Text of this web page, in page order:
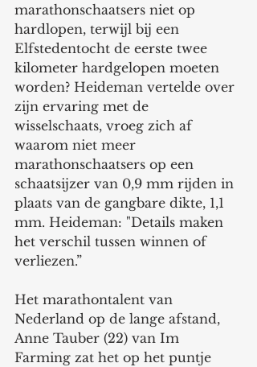
marathonschaatsers niet op
hardlopen, terwijl bij een
Elfstedentocht de eerste twee
kilometer hardgelopen moeten
worden? Heideman vertelde over
zijn ervaring met de
wisselschaats, vroeg zich af
waarom niet meer
marathonschaatsers op een
schaatsijzer van 0,9 mm rijden in
plaats van de gangbare dikte, 1,1
mm. Heideman: "Details maken
het verschil tussen winnen of
verliezen.”
Het marathontalent van
Nederland op de lange afstand,
Anne Tauber (22) van Im
Farming zat het op het puntje